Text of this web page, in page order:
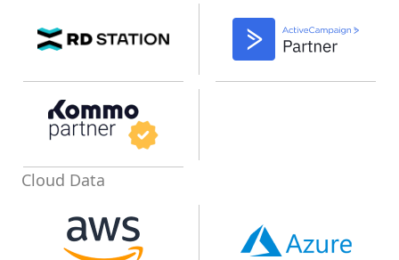
Cloud Data